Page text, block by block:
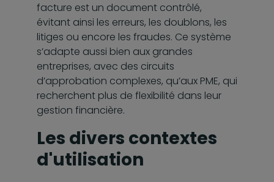
facture est un document contrôlé,
évitant ainsi les erreurs, les doublons, les
litiges ou encore les fraudes. Ce système
s’adapte aussi bien aux grandes
entreprises, avec des circuits
d’approbation complexes, qu’aux PME, qui
recherchent plus de flexibilité dans leur
gestion financière.
Les divers contextes
d'utilisation